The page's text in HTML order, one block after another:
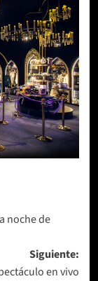
noche de
Siguiente:
en vivo